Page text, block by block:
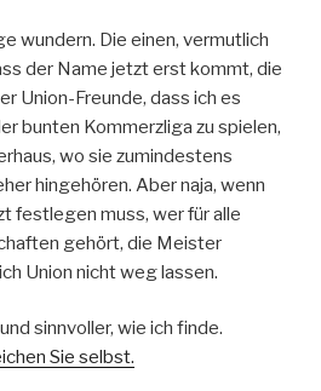
wundern. Die einen, vermutlich
der Name jetzt erst kommt, die
Union-Freunde, dass ich es
bunten Kommerzliga zu spielen,
wo sie zumindestens
hingehören. Aber naja, wenn
festlegen muss, wer für alle
gehört, die Meister
Union nicht weg lassen.
sinnvoller, wie ich finde.
Sie selbst.